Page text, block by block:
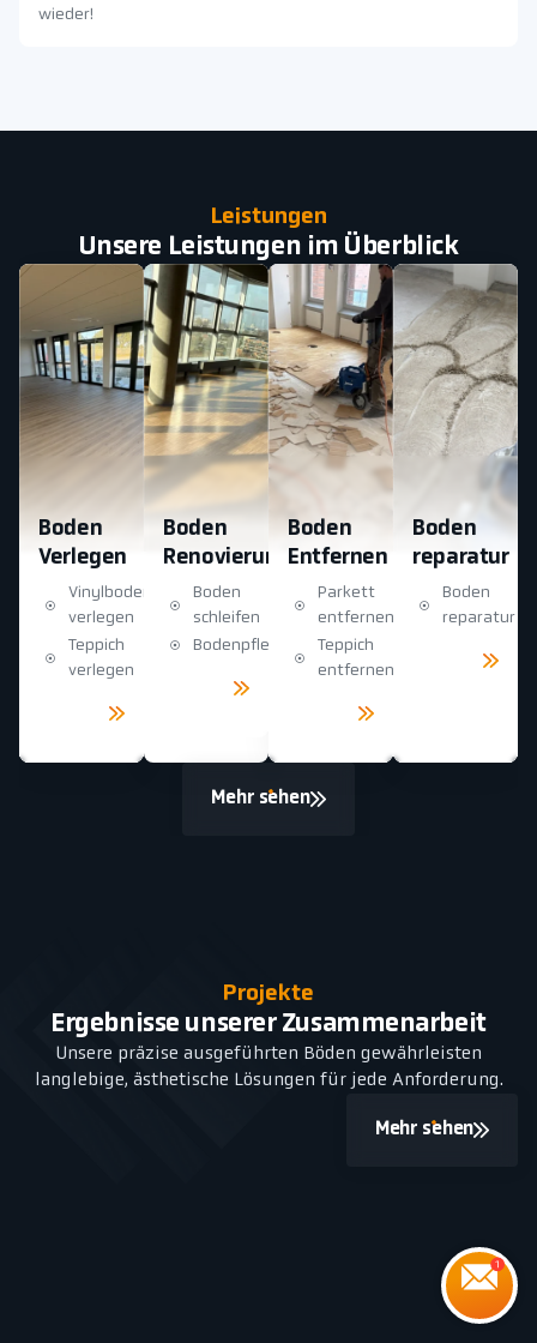
wieder!
Leistungen
Unsere Leistungen im Überblick
Boden
Verlegen
Vinylboden
verlegen
Teppich
verlegen
Boden
Renovierung
Boden
schleifen
Bodenpflege
Boden
Entfernen
Parkett
entfernen
Teppich
entfernen
Boden
reparatur
Boden
reparatur
Mehr sehen
Projekte
Ergebnisse unserer Zusammenarbeit
Unsere präzise ausgeführten Böden gewährleisten
langlebige, ästhetische Lösungen für jede Anforderung.
Mehr sehen